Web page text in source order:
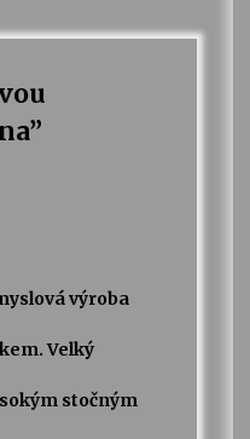
”
výroba
Velký
stočným